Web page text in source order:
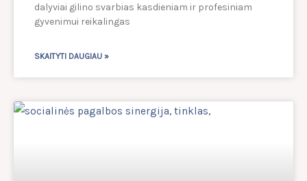
dalyviai gilino svarbias kasdieniam ir profesiniam
gyvenimui reikalingas
SKAITYTI DAUGIAU »